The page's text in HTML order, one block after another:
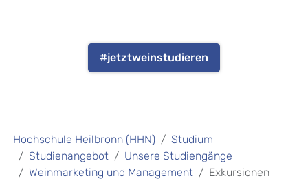
#jetztweinstudieren
Hochschule Heilbronn (HHN)
Studium
Studienangebot
Unsere Studiengänge
Weinmarketing und Management
Exkursionen